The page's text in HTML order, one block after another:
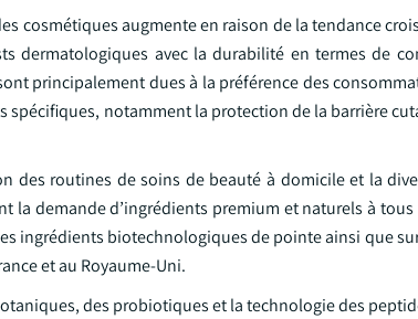
cosmétiques augmente en raison de la tendance
dermatologiques avec la durabilité en termes de
principalement dues à la préférence des
notamment la protection de la barrière
des routines de soins de beauté à domicile et la
demande d’ingrédients premium et naturels à tous
ingrédients biotechnologiques de pointe ainsi que
et au Royaume-Uni.
des probiotiques et la technologie des